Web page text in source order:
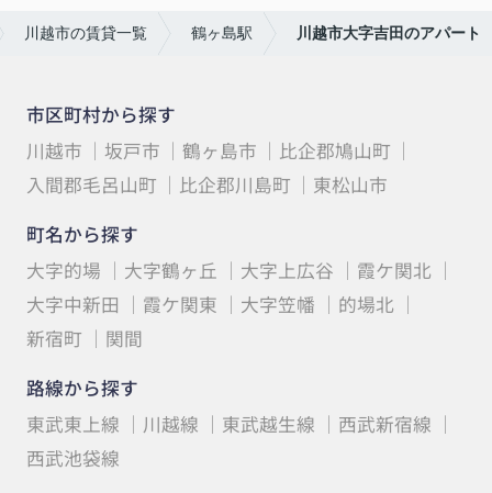
川越市の賃貸一覧 鶴ヶ島駅 川越市大字吉田のアパート
市区町村から探す
川越市
坂戸市 鶴ヶ島市
比企郡鳩山町
入間郡毛呂山町
比企郡川島町
東松山市
町名から探す
大字的場
大字鶴ヶ丘 大字上広谷
霞ケ関北
大字中新田
霞ケ関東 大字笠幡
的場北
新宿町
関間
路線から探す
東武東上線
川越線 東武越生線
西武新宿線
西武池袋線